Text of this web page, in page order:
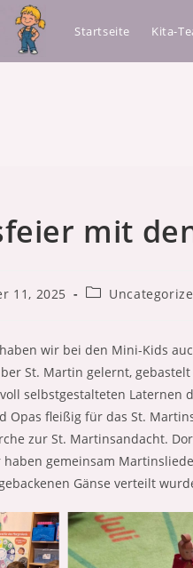
Startseite Kita-
mit
11, 2025
Beitrags-
wir bei den Mini-Kids
St. Martin gelernt,
selbstgestalteten
Opas fleißig für das St.
zur St. Martinsandacht.
gemeinsam
Gänse verteilt